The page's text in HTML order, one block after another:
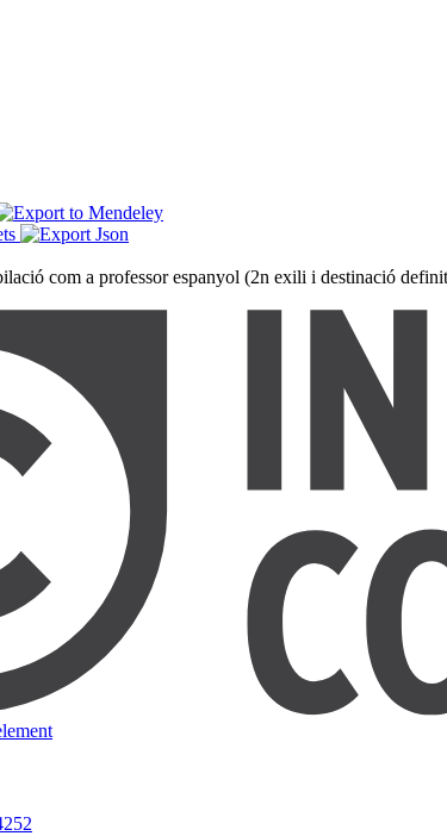
com a professor espanyol (2n exili i destinació